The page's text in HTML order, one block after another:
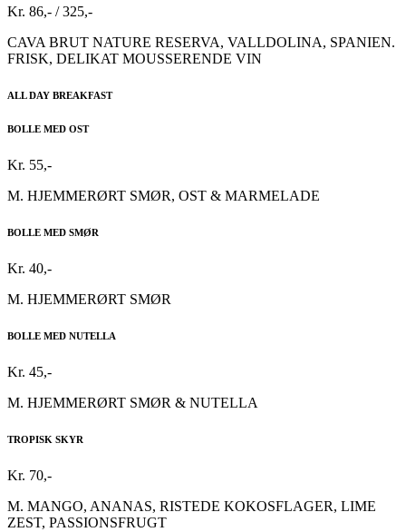
Kr. 86,- / 325,-
CAVA BRUT NATURE RESERVA, VALLDOLINA, SPANIEN.
FRISK, DELIKAT MOUSSERENDE VIN
ALL DAY BREAKFAST
BOLLE MED OST
Kr. 55,-
M. HJEMMERØRT SMØR, OST & MARMELADE
BOLLE MED SMØR
Kr. 40,-
M. HJEMMERØRT SMØR
BOLLE MED NUTELLA
Kr. 45,-
M. HJEMMERØRT SMØR & NUTELLA
TROPISK SKYR
Kr. 70,-
M. MANGO, ANANAS, RISTEDE KOKOSFLAGER, LIME
ZEST, PASSIONSFRUGT